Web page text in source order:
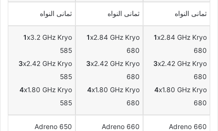
ثمانى النواه ثمانى النواه ثمانى النواه
1x2.84 GHz Kryo
680
3x2.42 GHz Kryo
680
4x1.80 GHz Kryo
680
1x2.84 GHz Kryo
680
3x2.42 GHz Kryo
680
4x1.80 GHz Kryo
680
1x3.2 GHz Kryo
585
3x2.42 GHz Kryo
585
4x1.80 GHz Kryo
585
Adreno 660
Adreno 660
Adreno 650